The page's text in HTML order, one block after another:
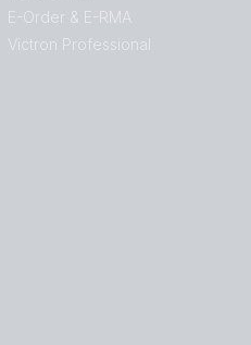
E-Order & E-RMA
Victron Professional